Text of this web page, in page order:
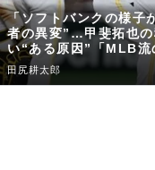
「ソフトバンクの様子
者の異変”…甲斐拓也
い“ある原因”「MLB流
田尻耕太郎